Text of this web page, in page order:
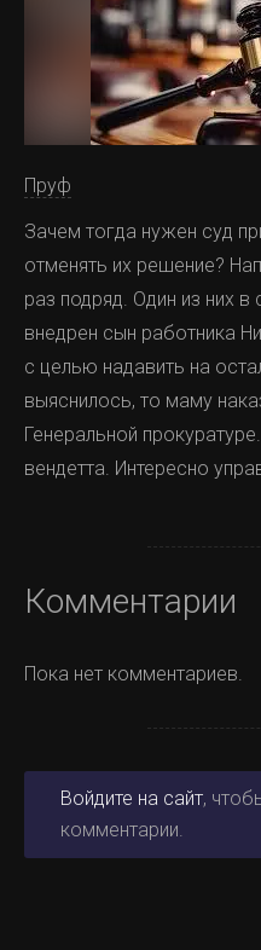
Пруф
Зачем тогда нужен суд
отменять их решение?
раз подряд. Один из них
внедрен сын работника
с целью надавить на
выяснилось, то маму
Генеральной
вендетта. Интересно
Комментарии
Пока нет комментариев.
Войдите на сайт,
комментарии.